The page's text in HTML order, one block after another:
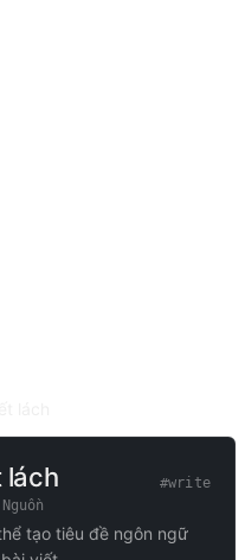
lách #write
Nguồn
tạo tiêu đề ngôn ngữ